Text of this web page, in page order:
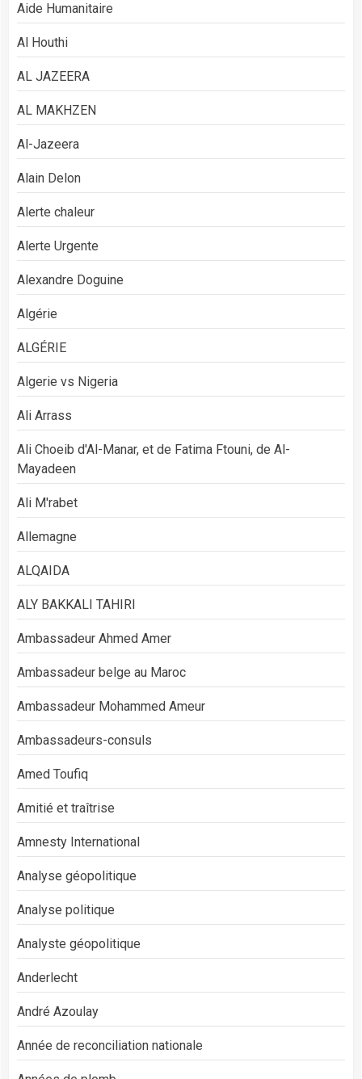
Aide Humanitaire
Al Houthi
AL JAZEERA
AL MAKHZEN
Al-Jazeera
Alain Delon
Alerte chaleur
Alerte Urgente
Alexandre Doguine
Algérie
ALGÉRIE
Algerie vs Nigeria
Ali Arrass
Ali Choeib d'Al-Manar, et de Fatima Ftouni, de Al-
Mayadeen
Ali M'rabet
Allemagne
ALQAIDA
ALY BAKKALI TAHIRI
Ambassadeur Ahmed Amer
Ambassadeur belge au Maroc
Ambassadeur Mohammed Ameur
Ambassadeurs-consuls
Amed Toufiq
Amitié et traîtrise
Amnesty International
Analyse géopolitique
Analyse politique
Analyste géopolitique
Anderlecht
André Azoulay
Année de reconciliation nationale